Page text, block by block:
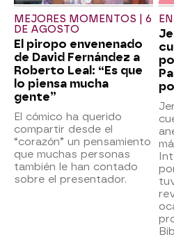
MEJORES MOMENTOS | 6
DE AGOSTO
El piropo envenenado
de David Fernández a
Roberto Leal: “Es que
lo piensa mucha
gente”
El cómico ha querido
compartir desde el
“corazón” un pensamiento
que muchas personas
también le han contado
sobre el presentador.